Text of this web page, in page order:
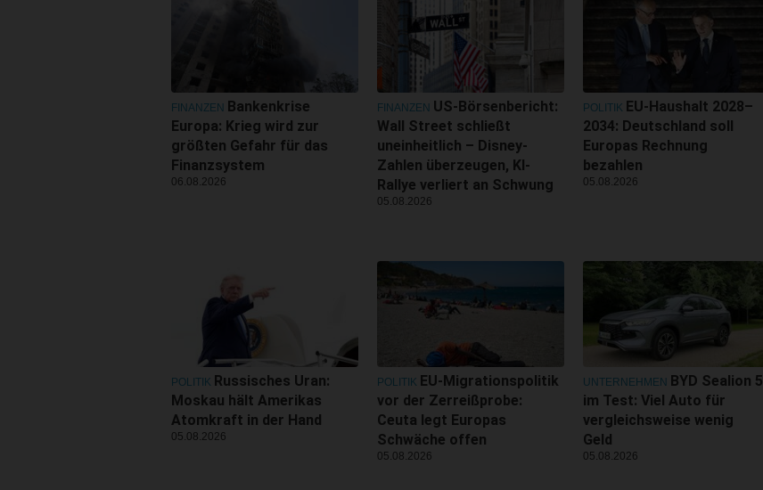
FINANZEN
Bankenkrise
Europa: Krieg wird zur
größten Gefahr für das
Finanzsystem
06.08.2026
FINANZEN US-Börsenbericht:
Wall Street schließt
uneinheitlich – Disney-
Zahlen überzeugen, KI-
Rallye verliert an Schwung
05.08.2026
POLITIK EU-Haushalt 2028–
2034: Deutschland soll
Europas Rechnung
bezahlen
05.08.2026
POLITIK Russisches Uran:
Moskau hält Amerikas
Atomkraft in der Hand
05.08.2026
POLITIK EU-Migrationspolitik
vor der Zerreißprobe:
Ceuta legt Europas
Schwäche offen
05.08.2026
UNTERNEHMEN
BYD Sealion 5
im Test: Viel Auto für
vergleichsweise wenig
Geld
05.08.2026